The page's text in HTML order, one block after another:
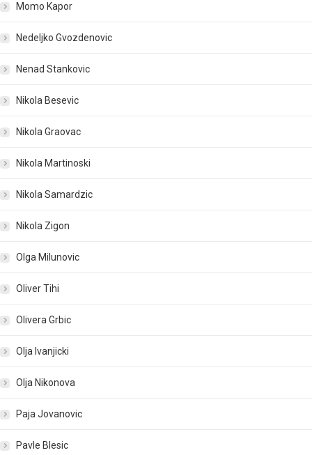
Momo Kapor
Nedeljko Gvozdenovic
Nenad Stankovic
Nikola Besevic
Nikola Graovac
Nikola Martinoski
Nikola Samardzic
Nikola Zigon
Olga Milunovic
Oliver Tihi
Olivera Grbic
Olja Ivanjicki
Olja Nikonova
Paja Jovanovic
Pavle Blesic